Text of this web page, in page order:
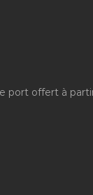
port offert à